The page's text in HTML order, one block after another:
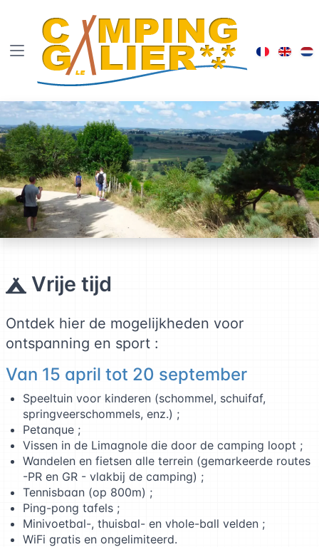
Visiter
Vrije tijd
Ontdek hier de mogelijkheden voor
ontspanning en sport :
Van 15 april tot 20 september
Speeltuin voor kinderen (schommel, schuifaf,
springveerschommels, enz.) ;
Petanque ;
Vissen in de Limagnole die door de camping loopt ;
Wandelen en fietsen alle terrein (gemarkeerde routes
-PR en GR - vlakbij de camping) ;
Tennisbaan (op 800m) ;
Ping-pong tafels ;
Minivoetbal-, thuisbal- en vhole-ball velden ;
WiFi gratis en ongelimiteerd.